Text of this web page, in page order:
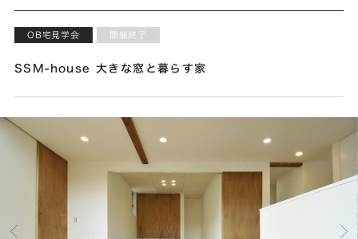
OB宅見学会 開催終了
SSM-house 大きな窓と暮らす家